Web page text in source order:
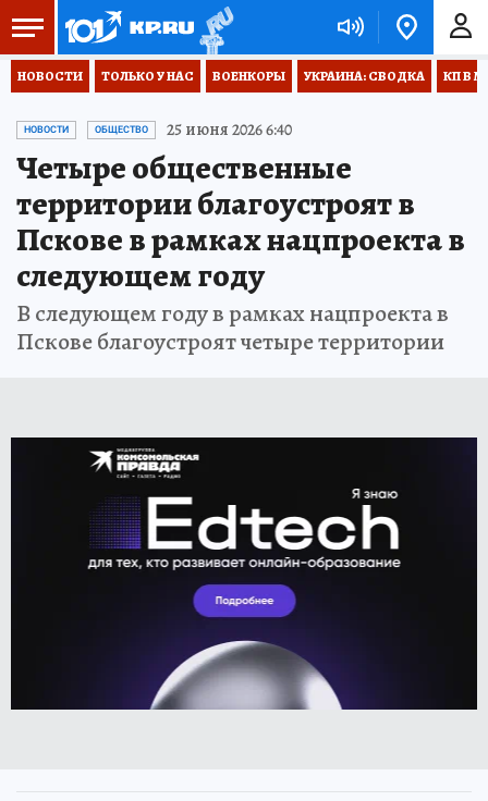
НОВОСТИ ТОЛЬКО У НАС ВОЕНКОРЫ УКРАИНА: СВОДКА КП В
НОВОСТИ ОБЩЕСТВО 25 июня 2026 6:40
Четыре общественные
территории благоустроят в
Пскове в рамках нацпроекта в
следующем году
В следующем году в рамках нацпроекта в
Пскове благоустроят четыре территории